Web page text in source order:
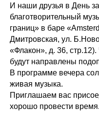
И наши друзья в День
благотворительный
границ» в баре
Дмитровская, ул.
«Флакон», д. 36,
будут направлены
В программе вечера
живая музыка.
Приглашаем вас
хорошо провести время.